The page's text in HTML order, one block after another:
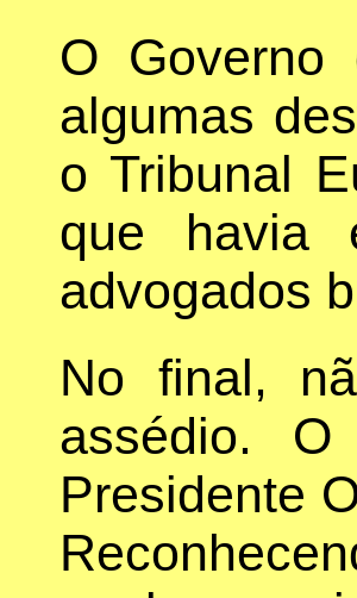
O Governo
algumas
o Tribunal
que havia
advogados
No final,
assédio.
Presidente